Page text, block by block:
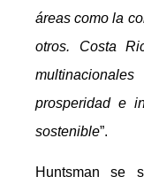
áreas como la
otros. Costa
prosperidad e
sostenible”.
Huntsman se